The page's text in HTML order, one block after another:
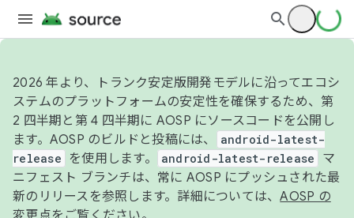
2026 年より、トランク安定版開発モデルに沿ってエコシ
ステムのプラットフォームの安定性を確保するため、第
2 四半期と第 4 四半期に AOSP にソースコードを公開し
ます。AOSP のビルドと投稿には、
android-latest-
release
を使用します。 android-latest-release
マ
ニフェスト ブランチは、常に AOSP にプッシュされた最
新のリリースを参照します。詳細については、AOSP の